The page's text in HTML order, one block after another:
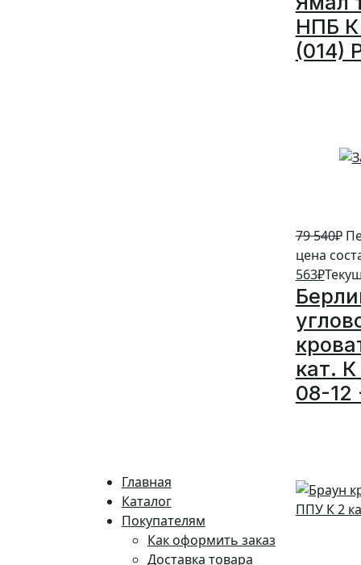
Главная
Каталог
Покупателям
Как оформить заказ
Доставка товара
НПБ К
(014)
79 540₽
цена
563₽
кат.
08-12